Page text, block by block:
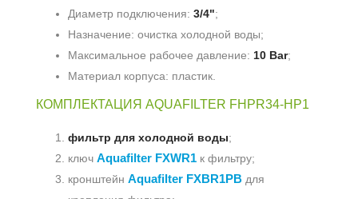
Диаметр подключения: 3/4";
Назначение: очистка холодной воды;
Максимальное рабочее давление: 10 Bar;
Материал корпуса: пластик.
КОМПЛЕКТАЦИЯ AQUAFILTER FHPR34-HP1
фильтр для холодной воды;
ключ Aquafilter FXWR1 к фильтру;
кронштейн Aquafilter FXBR1PB для